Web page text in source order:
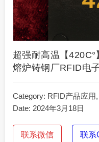
超强耐高温【
熔炉铸钢厂RFID电
Category: RFID产品应用,
Date: 2024年3月18日
联系微信 联系